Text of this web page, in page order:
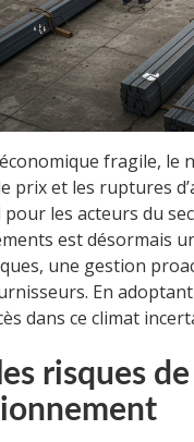
fragile, le
prix et les ruptures
les acteurs du
est désormais
une gestion
En
dans ce climat
risques